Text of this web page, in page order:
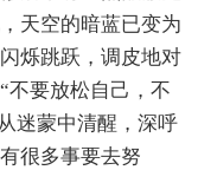
天空的暗蓝已变为
烁跳跃，调皮地对
不要放松自己，不
迷蒙中清醒，深呼
很多事要去努